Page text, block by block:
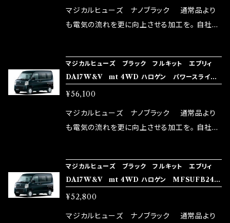
リットが無い。と。 コラボ開発製品です。 購入先
はこちらのマジカルヒューズ直販サイトと横浜に
rz）の2店舗の専売品になりますので宜しくお願
い致します。
マジカルヒューズ ナノブラック 通常品より
も電気の流れを更に向上させる加工を。 自社比
メ！ レーシングドライバーMAX織戸選手がテス
ターとなり吟味し時間を掛けて検証し、これは
体感出来て面白く、車には必ずプラスになりデメ
リットが無い。と。 コラボ開発製品です。 購入先
はこちらのマジカルヒューズ直販サイトと横浜に
rz）の2店舗の専売品になりますので宜しくお願
い致します。
マジカルヒューズ ブラック フルキット エブリィ
DA17W&V mt 4WD ハロゲン パワースライド
ドア MFSUFB247 34個
¥56,100
マジカルヒューズ ナノブラック 通常品より
も電気の流れを更に向上させる加工を。 自社比
メ！ レーシングドライバーMAX織戸選手がテス
ターとなり吟味し時間を掛けて検証し、これは
体感出来て面白く、車には必ずプラスになりデメ
リットが無い。と。 コラボ開発製品です。 購入先
マジカルヒューズ ブラック フルキット エブリィ
DA17W&V mt 4WD ハロゲン MFSUFB246
32個
¥52,800
マジカルヒューズ ナノブラック 通常品より